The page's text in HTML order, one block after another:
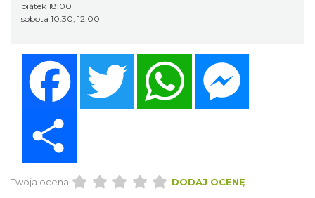
piątek 18:00
sobota 10:30, 12:00
Twitter WhatsApp
Twoja ocena: DODAJ OCENĘ